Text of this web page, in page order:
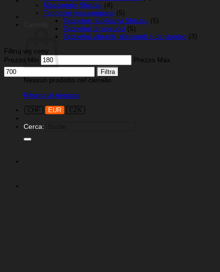
Nessun prodotto nel carrello.
Ritorna al negozio
CHF EUR CZK
Cerca:
Massaggio Shiatsu (4)
Tappetini massaggianti (5)
Tappetini riabilitativi Shiatsu (5)
Tappetini terapeutici (5)
Tappetini vibranti, rilassanti e da viaggio (3)
Filtruj wg ceny
Prezzo Min
Prezzo Max
Filtra